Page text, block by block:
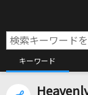
キーワード